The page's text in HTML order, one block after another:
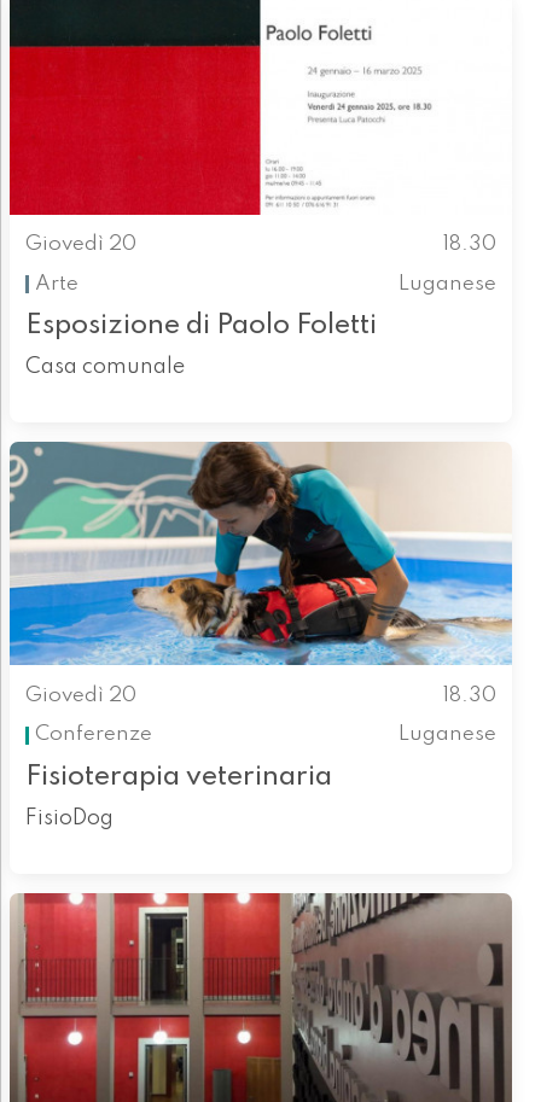
Giovedì 20
18.30
Arte
Luganese
Esposizione di Paolo Foletti
Casa comunale
Giovedì 20
18.30
Conferenze
Luganese
Fisioterapia veterinaria
FisioDog